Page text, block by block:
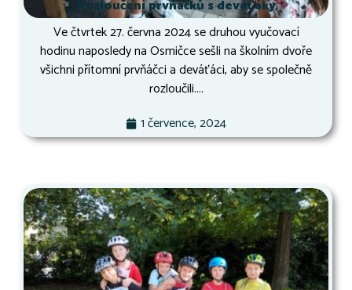
Rozloučení prvňáčků s deváťáky
Ve čtvrtek 27. června 2024 se druhou vyučovací
hodinu naposledy na Osmičce sešli na školním dvoře
všichni přítomní prvňáčci a deváťáci, aby se společně
rozloučili....
1 července, 2024